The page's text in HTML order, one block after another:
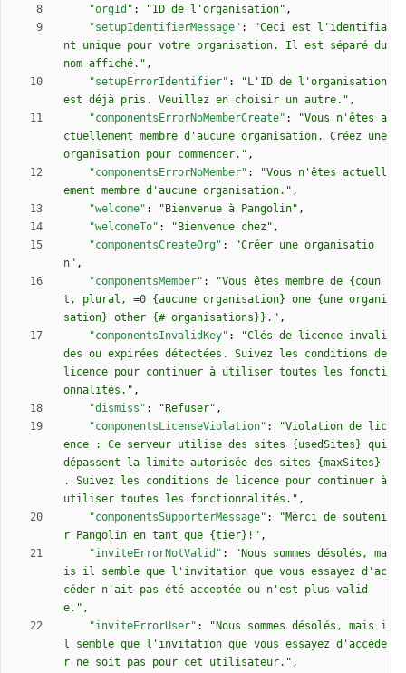
"orgId" : "ID de l'organisation" ,
"setupIdentifierMessage" :
"Ceci est l'identifia
nt unique pour votre organisation. Il est séparé du
nom affiché." ,
"setupErrorIdentifier" :
"L'ID de l'organisation
est déjà pris. Veuillez en choisir un autre." ,
"componentsErrorNoMemberCreate" :
"Vous n'êtes a
ctuellement membre d'aucune organisation. Créez une
organisation pour commencer." ,
"componentsErrorNoMember" :
"Vous n'êtes actuell
ement membre d'aucune organisation." ,
"welcome" : "Bienvenue à Pangolin" ,
"welcomeTo" : "Bienvenue chez" ,
"componentsCreateOrg" :
"Créer une organisatio
n" ,
"componentsMember" :
"Vous êtes membre de {coun
t, plural, =0 {aucune organisation} one {une organi
sation} other {# organisations}}." ,
"componentsInvalidKey" :
"Clés de licence invali
des ou expirées détectées. Suivez les conditions de
licence pour continuer à utiliser toutes les foncti
onnalités." ,
"dismiss" : "Refuser" ,
"componentsLicenseViolation" :
"Violation de lic
ence : Ce serveur utilise des sites {usedSites} qui
dépassent la limite autorisée des sites {maxSites}
. Suivez les conditions de licence pour continuer à
utiliser toutes les fonctionnalités." ,
"componentsSupporterMessage" :
"Merci de souteni
r Pangolin en tant que {tier}!" ,
"inviteErrorNotValid" :
"Nous sommes désolés, ma
is il semble que l'invitation que vous essayez d'ac
céder n'ait pas été acceptée ou n'est plus valid
e." ,
"inviteErrorUser" :
"Nous sommes désolés, mais i
l semble que l'invitation que vous essayez d'accéde
r ne soit pas pour cet utilisateur." ,